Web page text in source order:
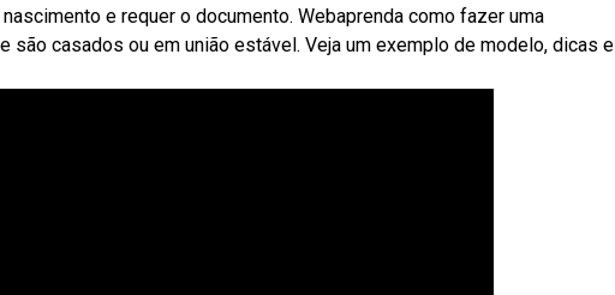
e requer o documento. Webaprenda como fazer uma
casados ou em união estável. Veja um exemplo de modelo, dicas e